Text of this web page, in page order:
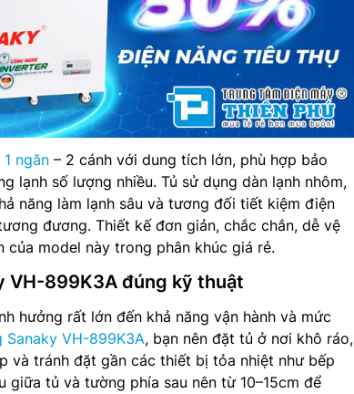
ngăn – 2 cánh với dung tích lớn, phù hợp bảo
lạnh số lượng nhiều. Tủ sử dụng dàn lạnh nhôm,
năng làm lạnh sâu và tương đối tiết kiệm điện
đương. Thiết kế đơn giản, chắc chắn, dễ vệ
model này trong phân khúc giá rẻ.
VH-899K3A đúng kỹ thuật
hưởng rất lớn đến khả năng vận hành và mức
Sanaky VH-899K3A, bạn nên đặt tủ ở nơi khô ráo,
và tránh đặt gần các thiết bị tỏa nhiệt như bếp
giữa tủ và tường phía sau nên từ 10–15cm để